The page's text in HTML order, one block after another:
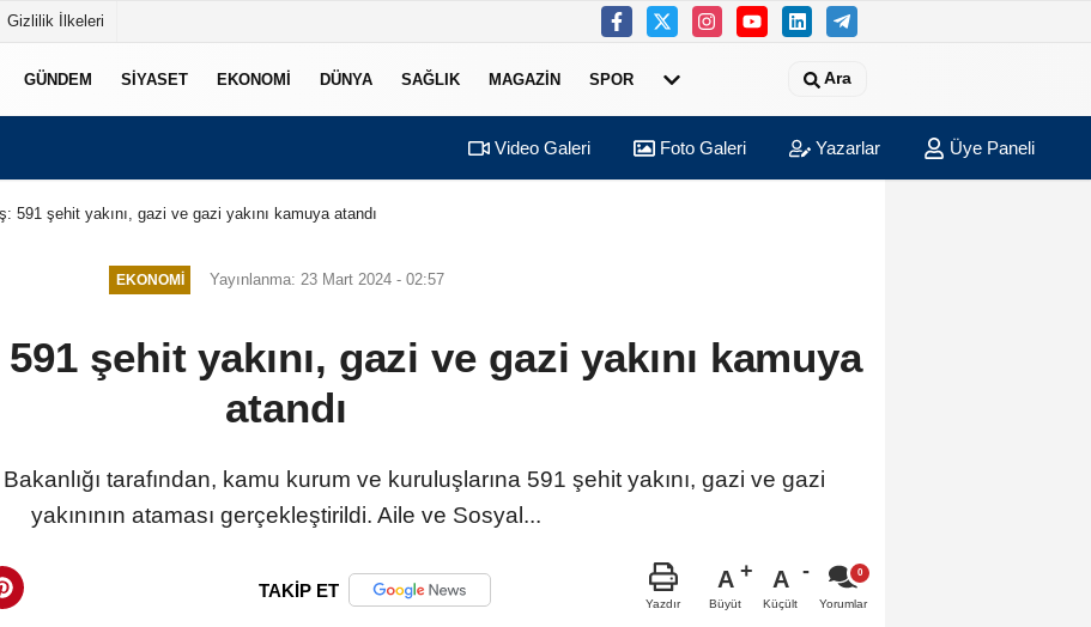
Gizlilik İlkeleri
GÜNDEM SIYASET EKONOMI DÜNYA SAĞLIK MAGAZIN SPOR Ara
Video Galeri Foto Galeri Yazarlar Üye Paneli
591 şehit yakını, gazi ve gazi yakını kamuya atandı
EKONOMI Yayınlanma: 23 Mart 2024 - 02:57
şehit yakını, gazi ve gazi yakını kamuya
atandı
tarafından, kamu kurum ve kuruluşlarına 591 şehit yakını, gazi ve gazi
yakınının ataması gerçekleştirildi. Aile ve Sosyal...
TAKİP ET
Yazdır
A
Büyüt
A
Küçült Yorumlar